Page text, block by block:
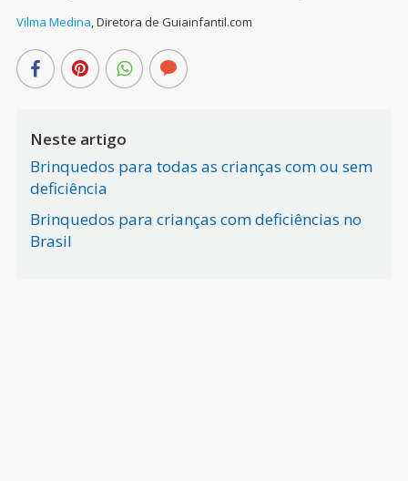
Vilma Medina,Diretora de Guiainfantil.com
Neste artigo
Brinquedos para todas as crianças com ou sem
deficiência
Brinquedos para crianças com deficiências no
Brasil